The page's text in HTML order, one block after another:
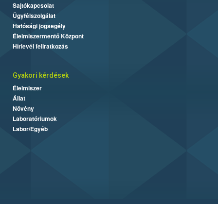
Sajtókapcsolat
Ügyfélszolgálat
Hatósági jogsegély
Élelmiszermentő Központ
Hírlevél feliratkozás
Gyakori kérdések
Élelmiszer
Állat
Növény
Laboratóriumok
Labor/Egyéb